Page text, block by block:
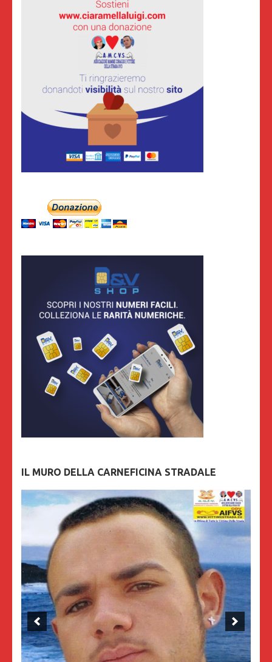
IL MURO DELLA CARNEFICINA STRADALE